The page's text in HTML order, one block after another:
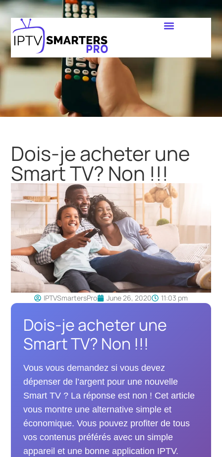
Dois-je acheter une
Smart TV? Non !!!
IPTVSmartersPro June 26, 2020 11:03 pm
Dois-je acheter une
Smart TV? Non !!!
Vous vous demandez si vous devez
dépenser de l’argent pour une nouvelle
Smart TV ? La réponse est non ! Cet article
vous montre une alternative simple et
économique. Vous pouvez profiter de tous
vos contenus préférés avec un simple
appareil et une bonne application IPTV.